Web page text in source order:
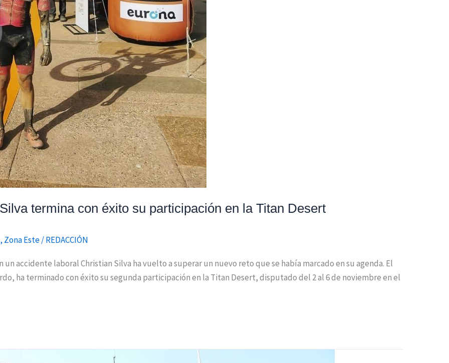
termina con éxito su participación en la Titan Desert
, Zona Este/REDACCIÓN
accidente laboral Christian Silva ha vuelto a superar un nuevo reto que se había marcado en su agenda. El
ha terminado con éxito su segunda participación en la Titan Desert, disputado del 2 al 6 de noviembre en el